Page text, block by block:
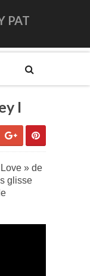
PAT
I
» de
glisse